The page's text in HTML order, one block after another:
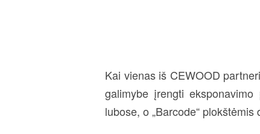
Kai vienas iš CEWOOD
galimybe įrengti eksponavimo
lubose, o „Barcode“